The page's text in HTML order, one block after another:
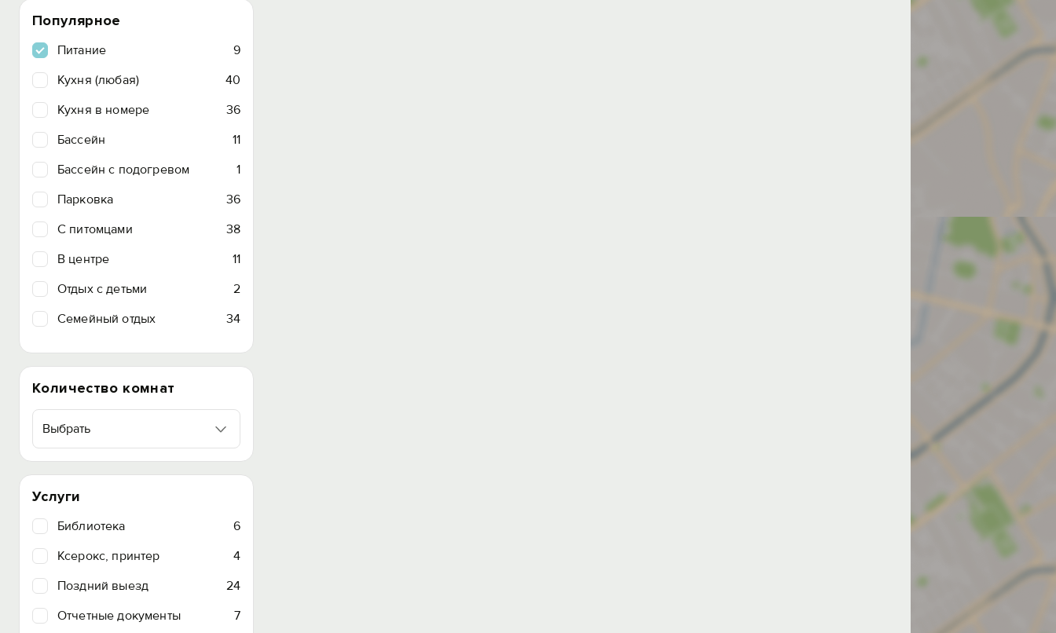
Популярное
Питание
9
Кухня (любая)
40
Кухня в номере
36
Бассейн
11
Бассейн с подогревом
1
Парковка
36
C питомцами
38
В центре
11
Отдых с детьми
2
Семейный отдых
34
Количество комнат
Выбрать
Услуги
Библиотека
6
Ксерокс, принтер
4
Поздний выезд
24
Отчетные документы
7